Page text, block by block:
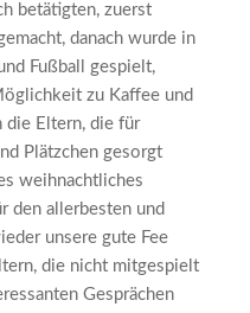
betätigten, zuerst
danach wurde in
Fußball gespielt,
zu Kaffee und
die Eltern, die für
Plätzchen gesorgt
weihnachtliches
den allerbesten und
unsere gute Fee
die nicht mitgespielt
Gesprächen